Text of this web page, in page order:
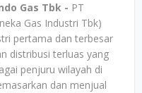
Gas Tbk - PT
Gas Industri Tbk)
pertama dan terbesar
distribusi terluas yang
penjuru wilayah di
dan menjual